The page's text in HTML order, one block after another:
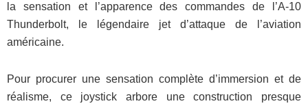
la sensation et l’apparence des commandes de l’A-10
Thunderbolt, le légendaire jet d’attaque de l’aviation
américaine.
Pour procurer une sensation complète d’immersion et de
réalisme, ce joystick arbore une construction presque